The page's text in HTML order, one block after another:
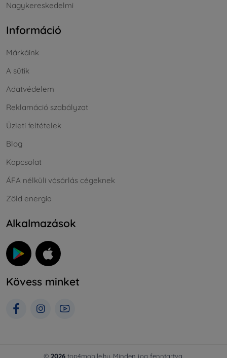
Nagykereskedelmi
Információ
Márkáink
A sütik
Adatvédelem
Reklamáció szabályzat
Üzleti feltételek
Blog
Kapcsolat
ÁFA nélküli vásárlás cégeknek
Zöld energia
Alkalmazások
Kövess minket
© 2026 top4mobile.hu. Minden jog fenntartva.